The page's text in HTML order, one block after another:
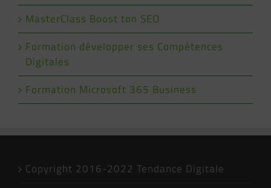
MasterClass Boost ton SEO
Formation développer ses Compétences
Digitales
Formation Microsoft 365 Business
Copyright 2016-2022 Tendance Digitale